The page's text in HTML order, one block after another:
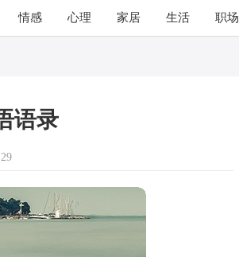
情感 心理 家居 生活 职场
语录